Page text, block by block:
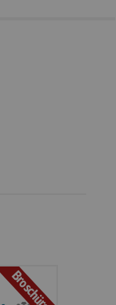
Broschüre